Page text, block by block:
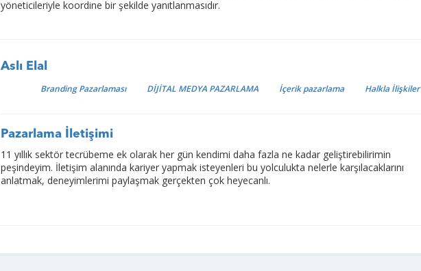
yöneticileriyle koordine bir şekilde yanıtlanmasıdır.
Aslı Elal
Branding Pazarlaması DİJİTAL MEDYA PAZARLAMA İçerik pazarlama Halkla İlişkiler
Pazarlama İletişimi
11 yıllık sektör tecrübeme ek olarak her gün kendimi daha fazla ne kadar geliştirebilirimin
peşindeyim. İletişim alanında kariyer yapmak isteyenleri bu yolculukta nelerle karşılacaklarını
anlatmak, deneyimlerimi paylaşmak gerçekten çok heyecanlı.